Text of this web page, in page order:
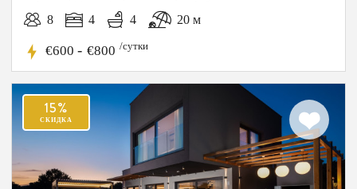
СКИДКА
8 4 4 20 м
€600 - €800 /сутки